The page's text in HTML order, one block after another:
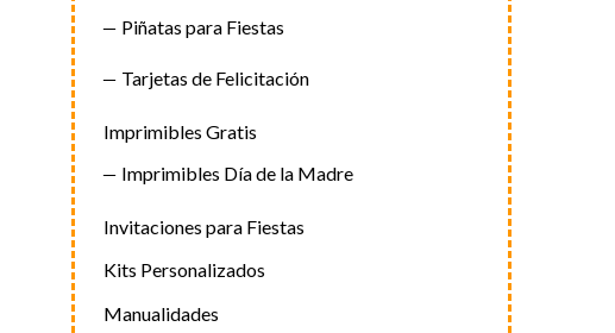
Piñatas para Fiestas
Tarjetas de Felicitación
Imprimibles Gratis
Imprimibles Día de la Madre
Invitaciones para Fiestas
Kits Personalizados
Manualidades